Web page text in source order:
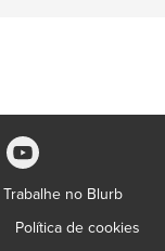
Trabalhe no Blurb
Política de cookies